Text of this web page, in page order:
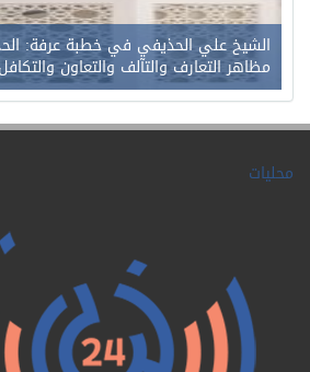
الشيخ علي الحذيفي في خطبة عرفة:
مظاهر التعارف والتآلف والتعاون
محليات